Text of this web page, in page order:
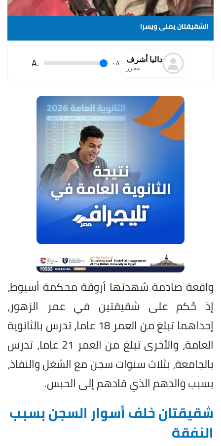
الشقيقتان يمنى ويسرا
داليا أشرف
محرر A
.
.A
واقعة صادمة شهدتها أروقة محكمة أسيوط،
إذ حُكم على شقيقتين في عمر الزهور،
إحداهما تبلغ من العمر 18 عاما، تدرس بالثانوية
العامة، والأخرى تبلغ من العمر 21 عاما، تدرس
بالجامعة، بثلاث سنوات سجن مع الشغل والنفاذ،
بسبب والدهم الذي قادهم إلى الحبس.
شقيقتان خلف أسوار السجن بسبب
النفقة